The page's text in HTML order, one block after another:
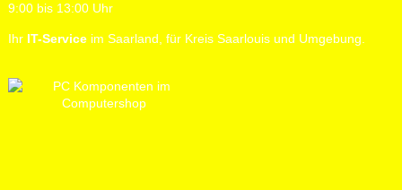
9:00 bis 13:00 Uhr
Ihr IT-Serviceim Saarland, für Kreis Saarlouis und Umgebung.